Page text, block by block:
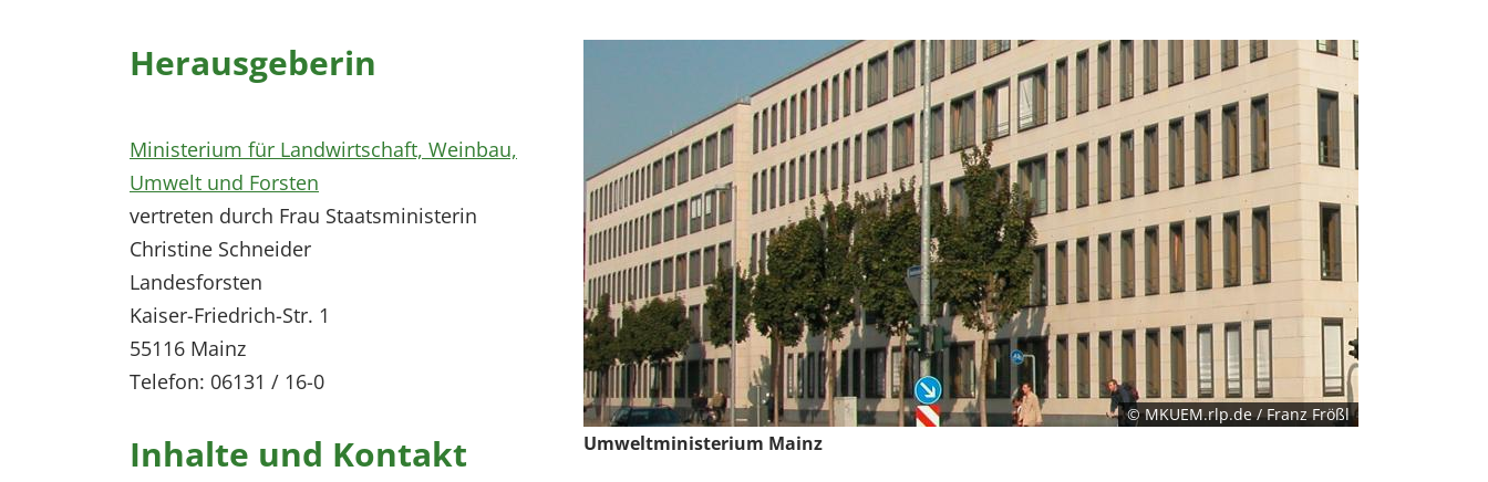
© MKUEM.rlp.de / Franz Frößl
Umweltministerium Mainz
Herausgeberin
Ministerium für Landwirtschaft, Weinbau,
Umwelt und Forsten
vertreten durch Frau Staatsministerin
Christine Schneider
Landesforsten
Kaiser-Friedrich-Str. 1
55116 Mainz
Telefon: 06131 / 16-0
Inhalte und Kontakt